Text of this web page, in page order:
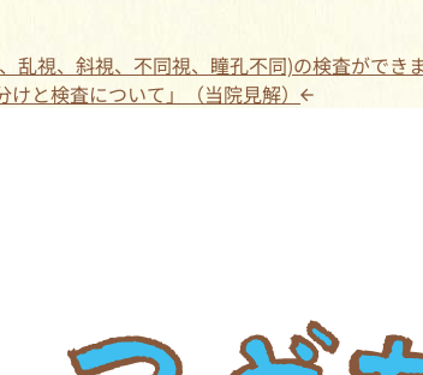
視、斜視、不同視、瞳孔不同)の検査ができま
と検査について」（当院見解）